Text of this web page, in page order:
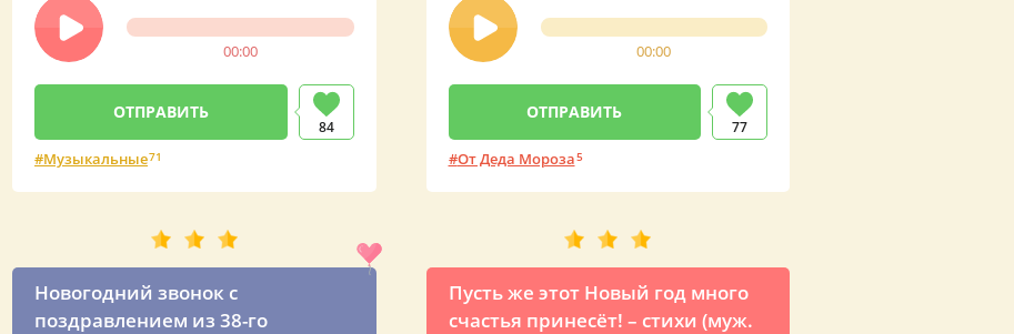
00:00
84
Музыкальные71
00:00
77
От Деда Мороза5
Новогодний звонок с
поздравлением из 38-го
Пусть же этот Новый год много
счастья принесёт! – стихи (муж.